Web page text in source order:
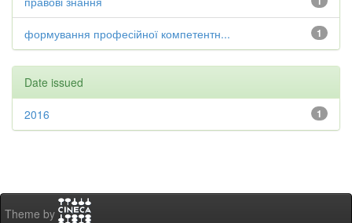
1
формування професійної компетентн...
Date issued
1
2016
Theme by